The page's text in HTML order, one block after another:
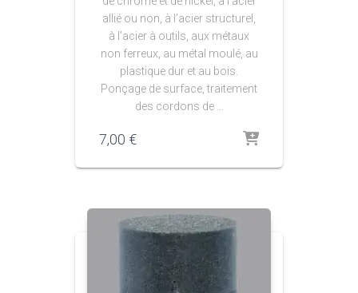
allié ou non, à l’acier structurel,
à l’acier à outils, aux métaux
non ferreux, au métal moulé, au
plastique dur et au bois.
Ponçage de surface, traitement
des cordons de …
7,00 €